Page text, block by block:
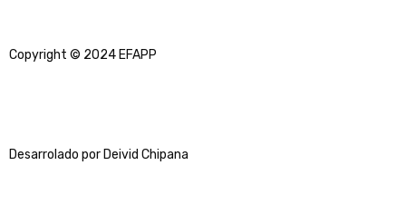
Copyright © 2024 EFAPP
Desarrolado por Deivid Chipana